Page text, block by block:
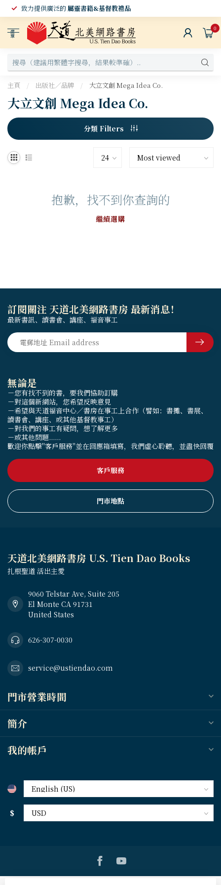
致力提供廣泛的屬靈書籍&基督教禮品
選
單
0
主頁 / 出版社／品牌 / 大立文創 Mega Idea Co.
大立文創 Mega Idea Co.
分類 Filters
抱歉，找不到你查詢的
繼續選購
無論是
－您有找不到的書，要我們協助訂購
－對這個新網站，您希望反映意見
－希望與天道福音中心／書房在事工上合作（譬如：書攤、書展、
讀書會、講座、或其他基督教事工）
－對我們的事工有疑問，想了解更多
－或其他問題......
歡迎你點擊"客戶服務"並在回應箱填寫，我們虛心聆聽，並盡快回覆
客戶服務
門市地點
訂閱關注 天道北美網路書房 最新消息！
最新書訊、讀書會、講座、福音事工
天道北美網路書房 U.S. Tien Dao Books
扎根聖道 活出主愛
9060 Telstar Ave, Suite 205
El Monte CA 91731
United States
626-307-0030
service@ustiendao.com
門市營業時間
簡介
我的帳戶
$